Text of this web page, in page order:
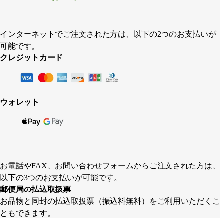
インターネットでご注文された方は、以下の2つのお支払いが
可能です。
クレジットカード
ウォレット
お電話やFAX、お問い合わせフォームからご注文された方は、
以下の3つのお支払いが可能です。
郵便局の払込取扱票
お品物と同封の払込取扱票（振込料無料）をご利用いただくこ
ともできます。